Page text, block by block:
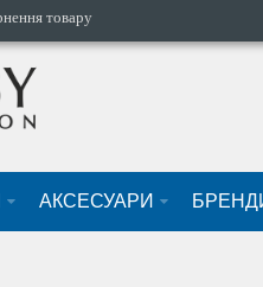
товару
АКСЕСУАРИ